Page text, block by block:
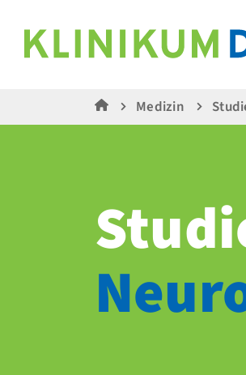
Medizin